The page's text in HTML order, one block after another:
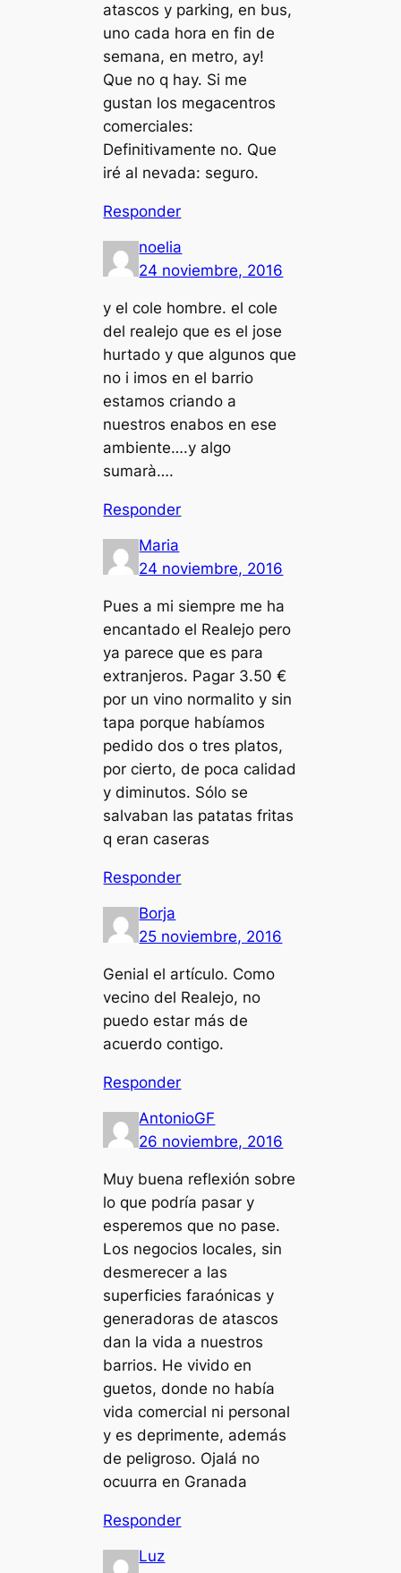
atascos y parking, en bus,
uno cada hora en fin de
semana, en metro, ay!
Que no q hay. Si me
gustan los megacentros
comerciales:
Definitivamente no. Que
iré al nevada: seguro.
Responder
noelia
24 noviembre, 2016
y el cole hombre. el cole
del realejo que es el jose
hurtado y que algunos que
no i imos en el barrio
estamos criando a
nuestros enabos en ese
ambiente….y algo
sumarà….
Responder
Maria
24 noviembre, 2016
Pues a mi siempre me ha
encantado el Realejo pero
ya parece que es para
extranjeros. Pagar 3.50 €
por un vino normalito y sin
tapa porque habíamos
pedido dos o tres platos,
por cierto, de poca calidad
y diminutos. Sólo se
salvaban las patatas fritas
q eran caseras
Responder
Borja
25 noviembre, 2016
Genial el artículo. Como
vecino del Realejo, no
puedo estar más de
acuerdo contigo.
Responder
AntonioGF
26 noviembre, 2016
Muy buena reflexión sobre
lo que podría pasar y
esperemos que no pase.
Los negocios locales, sin
desmerecer a las
superficies faraónicas y
generadoras de atascos
dan la vida a nuestros
barrios. He vivido en
guetos, donde no había
vida comercial ni personal
y es deprimente, además
de peligroso. Ojalá no
ocuurra en Granada
Responder
Luz